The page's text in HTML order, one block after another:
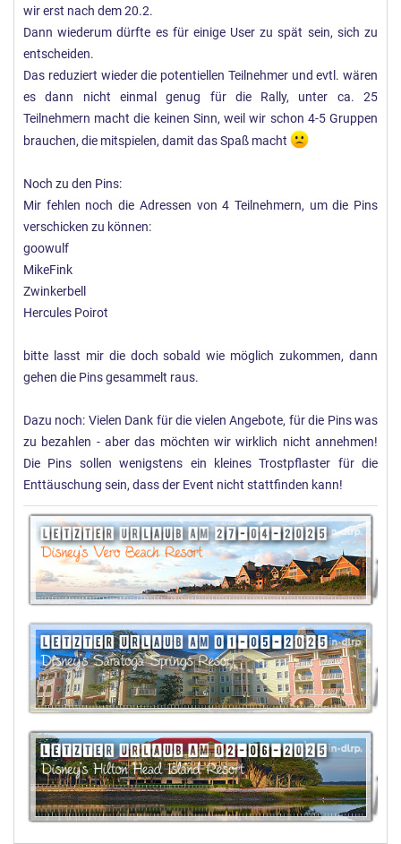
wir erst nach dem 20.2.
Dann wiederum dürfte es für einige User zu spät sein, sich zu
entscheiden.
Das reduziert wieder die potentiellen Teilnehmer und evtl. wären
es dann nicht einmal genug für die Rally, unter ca. 25
Teilnehmern macht die keinen Sinn, weil wir schon 4-5 Gruppen
brauchen, die mitspielen, damit das Spaß macht
Noch zu den Pins:
Mir fehlen noch die Adressen von 4 Teilnehmern, um die Pins
verschicken zu können:
goowulf
MikeFink
Zwinkerbell
Hercules Poirot
bitte lasst mir die doch sobald wie möglich zukommen, dann
gehen die Pins gesammelt raus.
Dazu noch: Vielen Dank für die vielen Angebote, für die Pins was
zu bezahlen - aber das möchten wir wirklich nicht annehmen!
Die Pins sollen wenigstens ein kleines Trostpflaster für die
Enttäuschung sein, dass der Event nicht stattfinden kann!